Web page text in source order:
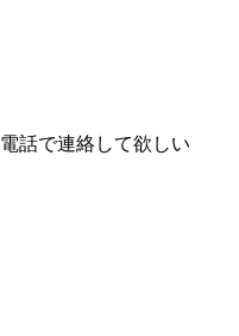
電話で連絡して欲しい